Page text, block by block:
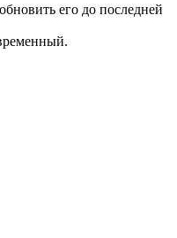
его до последней